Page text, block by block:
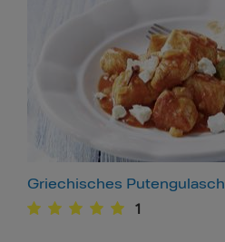
Griechisches Putengulasch
1